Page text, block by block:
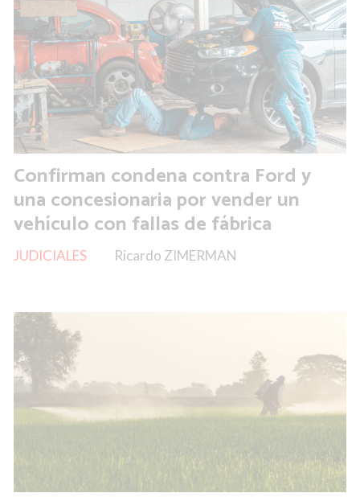
Confirman condena contra Ford y
una concesionaria por vender un
vehículo con fallas de fábrica
Ricardo ZIMERMAN
JUDICIALES